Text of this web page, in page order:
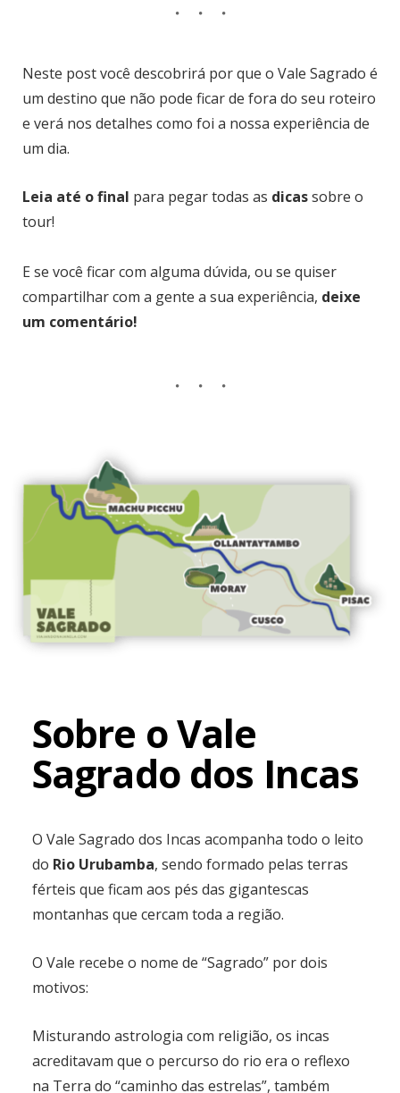
Neste post você descobrirá por que o Vale Sagrado é
um destino que não pode ficar de fora do seu roteiro
e verá nos detalhes como foi a nossa experiência de
um dia.
Leia até o final para pegar todas as dicassobre o
tour!
E se você ficar com alguma dúvida, ou se quiser
compartilhar com a gente a sua experiência, deixe
um comentário!
Sobre o Vale
Sagrado dos Incas
O Vale Sagrado dos Incas acompanha todo o leito
do Rio Urubamba, sendo formado pelas terras
férteis que ficam aos pés das gigantescas
montanhas que cercam toda a região.
O Vale recebe o nome de “Sagrado” por dois
motivos:
Misturando astrologia com religião, os incas
acreditavam que o percurso do rio era o reflexo
na Terra do “caminho das estrelas”, também